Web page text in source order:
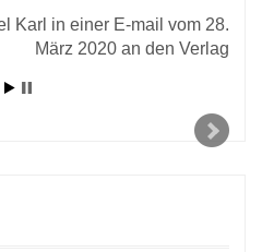
Karl in einer E-mail vom 28.
März 2020 an den Verlag